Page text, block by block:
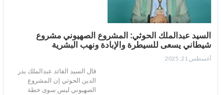
السيد عبدالملك الحوثي: المشروع الصهيوني مشروع
شيطاني يسعى للسيطرة والإبادة ونهب البشرية
أغسطس 21, 2025
قال السيد القائد عبدالملك بدر
الدين الحوثي إن المشروع
الصهيوني ليس سوى خطة